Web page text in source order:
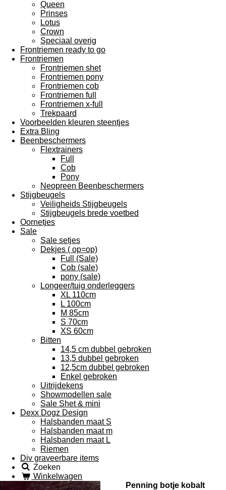
Queen
Prinses
Lotus
Crown
Speciaal overig
Frontriemen ready to go
Frontriemen
Frontriemen shet
Frontriemen pony
Frontriemen cob
Frontriemen full
Frontriemen x-full
Trekpaard
Voorbeelden kleuren steentjes
Extra Bling
Beenbeschermers
Flextrainers
Full
Cob
Pony
Neopreen Beenbeschermers
Stijgbeugels
Veiligheids Stijgbeugels
Stijgbeugels brede voetbed
Oornetjes
Sale
Sale setjes
Dekjes ( op=op)
Full (Sale)
Cob (sale)
pony (sale)
Longeer/tuig onderleggers
XL 110cm
L 100cm
M 85cm
S 70cm
XS 60cm
Bitten
14,5 cm dubbel gebroken
13,5 dubbel gebroken
12,5cm dubbel gebroken
Enkel gebroken
Uitrijdekens
Showmodellen sale
Sale Shet & mini
Dexx Dogz Design
Halsbanden maat S
Halsbanden maat m
Halsbanden maat L
Riemen
Div graveerbare items
Zoeken
Winkelwagen
Penning botje kobalt